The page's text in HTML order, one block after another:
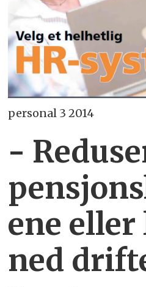
personal 3 2014
-
ene eller
ned